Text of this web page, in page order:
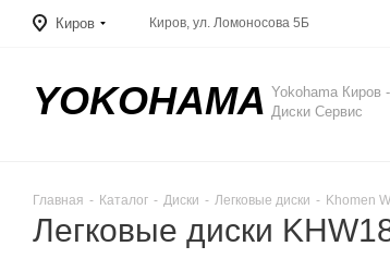
Киров Киров, ул. Ломоносова 5Б
YOKOHAMA Yokohama Киров
Диски Сервис
Главная - Каталог - Диски - Легковые диски - Khomen
Легковые диски